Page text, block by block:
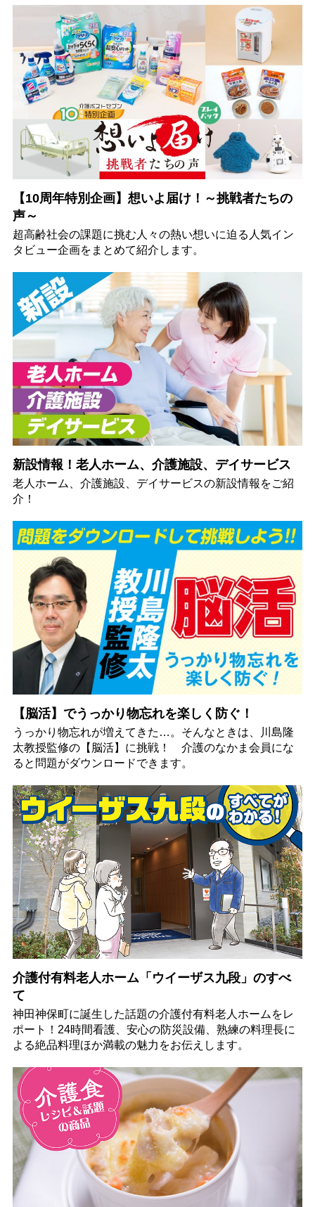
【10周年特別企画】想いよ届け！～挑戦者たちの
声～
超高齢社会の課題に挑む人々の熱い想いに迫る人気イン
タビュー企画をまとめて紹介します。
新設情報！老人ホーム、介護施設、デイサービス
老人ホーム、介護施設、デイサービスの新設情報をご紹
介！
【脳活】でうっかり物忘れを楽しく防ぐ！
うっかり物忘れが増えてきた…。そんなときは、川島隆
太教授監修の【脳活】に挑戦！ 介護のなかま会員にな
ると問題がダウンロードできます。
介護付有料老人ホーム「ウイーザス九段」のすべ
て
神田神保町に誕生した話題の介護付有料老人ホームをレ
ポート！24時間看護、安心の防災設備、熟練の料理長に
よる絶品料理ほか満載の魅力をお伝えします。